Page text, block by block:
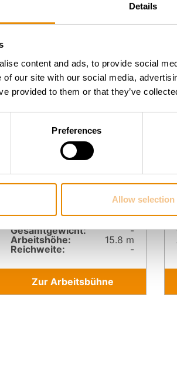
Details
content and ads, to provide social
of our site with our social media,
provided to them or that they’ve
Preferences
Allow selection
BLUELIFT SA 16
Gesamt­gewicht:
-
Arbeitshöhe:
15.8 m
Reichweite:
-
Zur Arbeitsbühne